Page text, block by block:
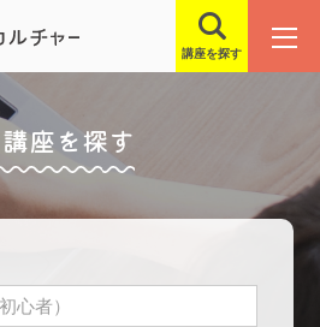
講座を探す
講座を探す